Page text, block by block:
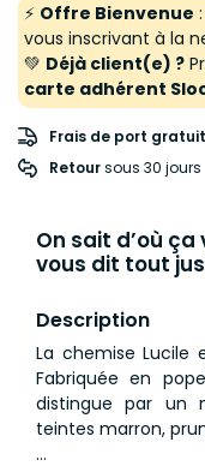
⚡ Offre Bienvenue
vous inscrivant à la
💚 Déjà client(e) ?
carte adhérent
Frais de port
Retour sous 30 jours
On sait d’où
vous dit tout
Description
La chemise Lucile
Fabriquée en
distingue par un
teintes marron,